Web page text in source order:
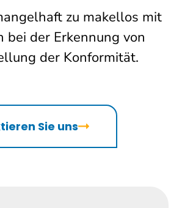
zu makellos mit
bei der Erkennung von
der Konformität.
Sie uns